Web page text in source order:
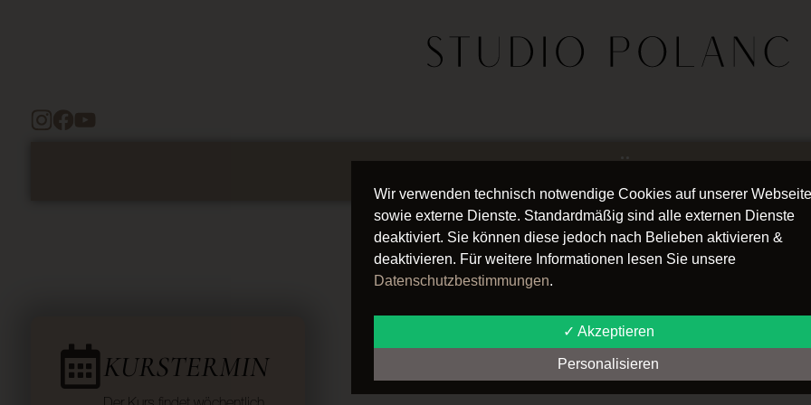
ZUR KURSÜBERSICHT
KURSTERMIN
Wir verwenden technisch notwendige Cookies auf unserer Webseite
sowie externe Dienste. Standardmäßig sind alle externen Dienste
deaktiviert. Sie können diese jedoch nach Belieben aktivieren &
deaktivieren. Für weitere Informationen lesen Sie unsere
Datenschutzbestimmungen.
✓ Akzeptieren
Personalisieren